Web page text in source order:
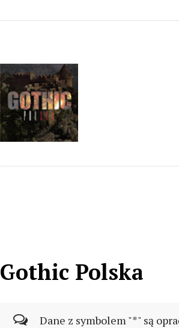
Gothic Polska
Dane z symbolem "*" są